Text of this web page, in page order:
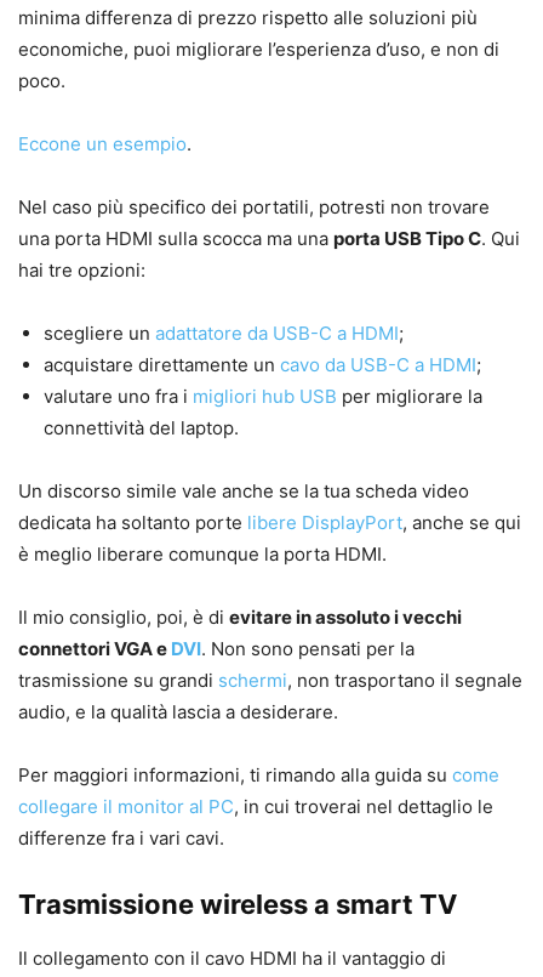
minima differenza di prezzo rispetto alle soluzioni più
economiche, puoi migliorare l’esperienza d’uso, e non di
poco.
Eccone un esempio.
Nel caso più specifico dei portatili, potresti non trovare
una porta HDMI sulla scocca ma una porta USB Tipo C. Qui
hai tre opzioni:
scegliere un adattatore da USB-C a HDMI;
acquistare direttamente un cavo da USB-C a HDMI;
valutare uno fra i migliori hub USB per migliorare la
connettività del laptop.
Un discorso simile vale anche se la tua scheda video
dedicata ha soltanto porte libere DisplayPort, anche se qui
è meglio liberare comunque la porta HDMI.
Il mio consiglio, poi, è di evitare in assoluto i vecchi
connettori VGA e DVI. Non sono pensati per la
trasmissione su grandi schermi, non trasportano il segnale
audio, e la qualità lascia a desiderare.
Per maggiori informazioni, ti rimando alla guida su come
collegare il monitor al PC, in cui troverai nel dettaglio le
differenze fra i vari cavi.
Trasmissione wireless a smart TV
Il collegamento con il cavo HDMI ha il vantaggio di